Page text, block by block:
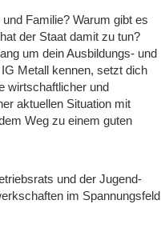
Familie? Warum gibt es
der Staat damit zu tun?
um dein Ausbildungs- und
Metall kennen, setzt dich
wirtschaftlicher und
aktuellen Situation mit
Weg zu einem guten
und der Jugend-
im Spannungsfeld